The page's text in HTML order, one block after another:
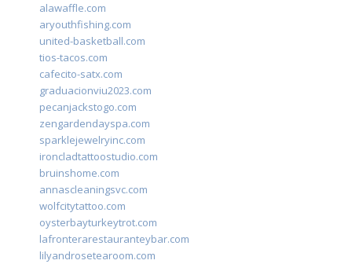
alawaffle.com
aryouthfishing.com
united-basketball.com
tios-tacos.com
cafecito-satx.com
graduacionviu2023.com
pecanjackstogo.com
zengardendayspa.com
sparklejewelryinc.com
ironcladtattoostudio.com
bruinshome.com
annascleaningsvc.com
wolfcitytattoo.com
oysterbayturkeytrot.com
lafronterarestauranteybar.com
lilyandrosetearoom.com